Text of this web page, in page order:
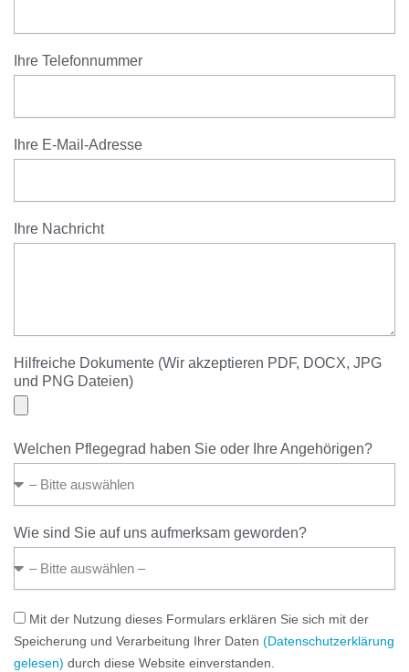
Ihre Telefonnummer
Ihre E-Mail-Adresse
Ihre Nachricht
Hilfreiche Dokumente (Wir akzeptieren PDF, DOCX, JPG
und PNG Dateien)
Welchen Pflegegrad haben Sie oder Ihre Angehörigen?
Wie sind Sie auf uns aufmerksam geworden?
Mit der Nutzung dieses Formulars erklären Sie sich mit der
Speicherung und Verarbeitung Ihrer Daten (Datenschutzerklärung
gelesen) durch diese Website einverstanden.